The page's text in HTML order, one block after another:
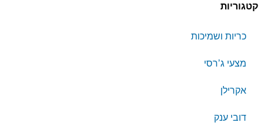
קטגוריות
כריות ושמיכות
מצעי ג’רסי
אקרילן
דובי ענק